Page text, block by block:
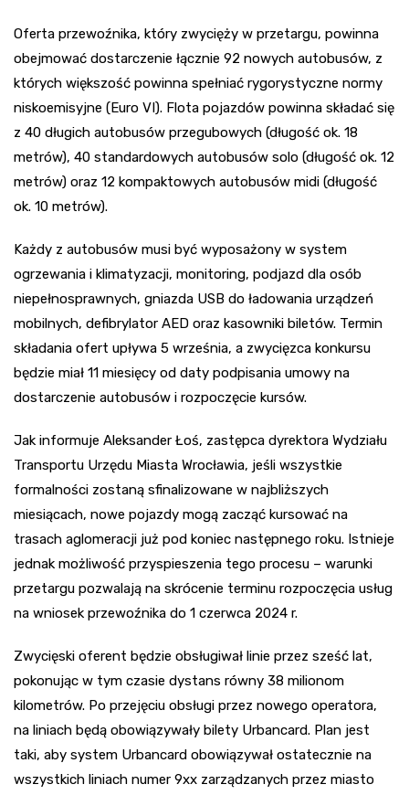
Oferta przewoźnika, który zwycięży w przetargu, powinna
obejmować dostarczenie łącznie 92 nowych autobusów, z
których większość powinna spełniać rygorystyczne normy
niskoemisyjne (Euro VI). Flota pojazdów powinna składać się
z 40 długich autobusów przegubowych (długość ok. 18
metrów), 40 standardowych autobusów solo (długość ok. 12
metrów) oraz 12 kompaktowych autobusów midi (długość
ok. 10 metrów).
Każdy z autobusów musi być wyposażony w system
ogrzewania i klimatyzacji, monitoring, podjazd dla osób
niepełnosprawnych, gniazda USB do ładowania urządzeń
mobilnych, defibrylator AED oraz kasowniki biletów. Termin
składania ofert upływa 5 września, a zwycięzca konkursu
będzie miał 11 miesięcy od daty podpisania umowy na
dostarczenie autobusów i rozpoczęcie kursów.
Jak informuje Aleksander Łoś, zastępca dyrektora Wydziału
Transportu Urzędu Miasta Wrocławia, jeśli wszystkie
formalności zostaną sfinalizowane w najbliższych
miesiącach, nowe pojazdy mogą zacząć kursować na
trasach aglomeracji już pod koniec następnego roku. Istnieje
jednak możliwość przyspieszenia tego procesu – warunki
przetargu pozwalają na skrócenie terminu rozpoczęcia usług
na wniosek przewoźnika do 1 czerwca 2024 r.
Zwycięski oferent będzie obsługiwał linie przez sześć lat,
pokonując w tym czasie dystans równy 38 milionom
kilometrów. Po przejęciu obsługi przez nowego operatora,
na liniach będą obowiązywały bilety Urbancard. Plan jest
taki, aby system Urbancard obowiązywał ostatecznie na
wszystkich liniach numer 9xx zarządzanych przez miasto